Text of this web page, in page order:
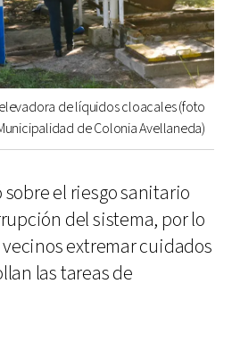
de líquidos cloacales (foto
de Colonia Avellaneda)
el riesgo sanitario
del sistema, por lo
extremar cuidados
las tareas de